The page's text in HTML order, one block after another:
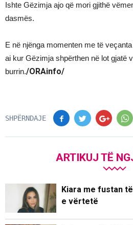
Ishte Gëzimja ajo që mori gjithë
dasmës.
E në njënga momenten me të
ai kur Gëzimja shpërthen në lot gjatë
burrin./ORAinfo/
SHPËRNDAJE
ARTIKUJ TË
Kiara me fustan
e vërtetë